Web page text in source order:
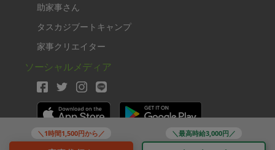
＼1時間1,500円から／ ＼最高時給3,000円／
助家事さん
タスカジブートキャンプ
家事クリエイター
ソーシャルメディア